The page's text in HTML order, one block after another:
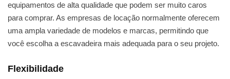
equipamentos de alta qualidade que podem ser muito caros
para comprar. As empresas de locação normalmente oferecem
uma ampla variedade de modelos e marcas, permitindo que
você escolha a escavadeira mais adequada para o seu projeto.
Flexibilidade